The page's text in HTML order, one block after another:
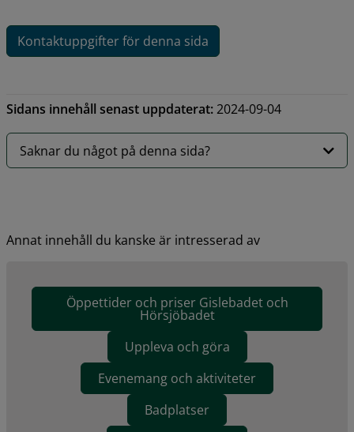
Kontaktuppgifter för denna sida
Sidans innehåll senast uppdaterat:2024-09-04
Saknar du något på denna sida?
Annat innehåll du kanske är intresserad av
Öppettider och priser Gislebadet och
Hörsjöbadet
Uppleva och göra
Evenemang och aktiviteter
Badplatser